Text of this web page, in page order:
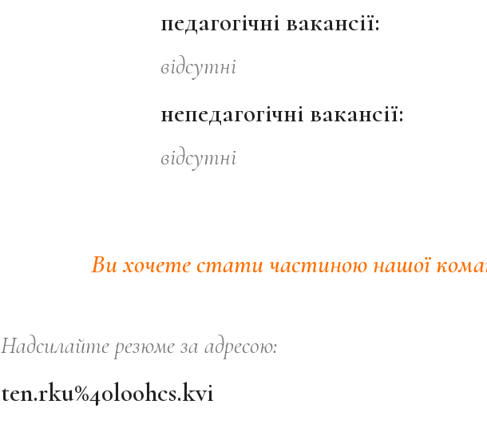
педагогічні вакансії:
відсутні
непедагогічні вакансії:
відсутні
Ви хочете стати частиною нашої
Надсилайте резюме за адресою:
ten.rku%40loohcs.kvi